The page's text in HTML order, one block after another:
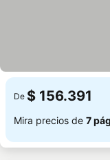
De $ 156.391
Mira precios de 7